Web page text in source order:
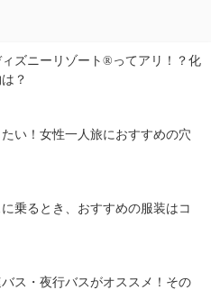
ズニーリゾート®ってアリ！？化
？
い！女性一人旅におすすめの穴
乗るとき、おすすめの服装はコ
ス・夜行バスがオススメ！その